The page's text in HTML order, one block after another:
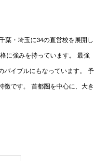
葉・埼玉に34の直営校を展開し
に強みを持っています。 最強
バイブルにもなっています。 予
徴です。 首都圏を中心に、大き